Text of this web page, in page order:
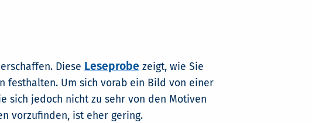
Diese Leseprobe zeigt, wie Sie
festhalten. Um sich vorab ein Bild von einer
sich jedoch nicht zu sehr von den Motiven
vorzufinden, ist eher gering.